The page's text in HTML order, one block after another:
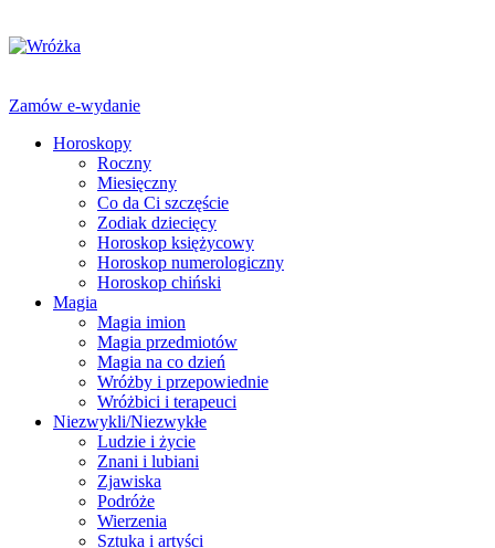
Zamów e-wydanie
Horoskopy
Roczny
Miesięczny
Co da Ci szczęście
Zodiak dziecięcy
Horoskop księżycowy
Horoskop numerologiczny
Horoskop chiński
Magia
Magia imion
Magia przedmiotów
Magia na co dzień
Wróżby i przepowiednie
Wróżbici i terapeuci
Niezwykli/Niezwykłe
Ludzie i życie
Znani i lubiani
Zjawiska
Podróże
Wierzenia
Sztuka i artyści